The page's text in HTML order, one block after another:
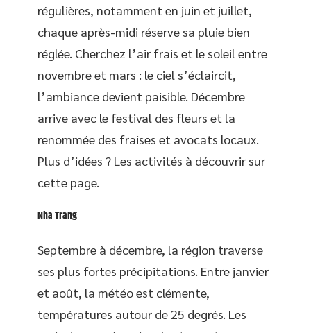
régulières, notamment en juin et juillet,
chaque après-midi réserve sa pluie bien
réglée. Cherchez l’air frais et le soleil entre
novembre et mars : le ciel s’éclaircit,
l’ambiance devient paisible. Décembre
arrive avec le festival des fleurs et la
renommée des fraises et avocats locaux.
Plus d’idées ? Les activités à découvrir sur
cette page.
Nha Trang
Septembre à décembre, la région traverse
ses plus fortes précipitations. Entre janvier
et août, la météo est clémente,
températures autour de 25 degrés. Les